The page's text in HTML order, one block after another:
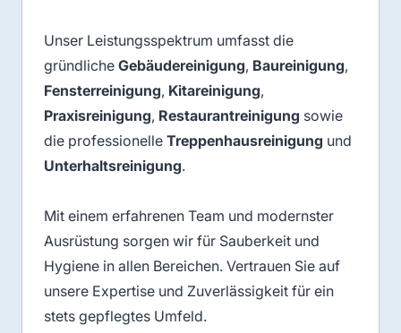
Unser Leistungsspektrum umfasst die
gründliche Gebäudereinigung, Baureinigung,
Fensterreinigung, Kitareinigung,
Praxisreinigung, Restaurantreinigung sowie
die professionelle Treppenhausreinigung und
Unterhaltsreinigung.
Mit einem erfahrenen Team und modernster
Ausrüstung sorgen wir für Sauberkeit und
Hygiene in allen Bereichen. Vertrauen Sie auf
unsere Expertise und Zuverlässigkeit für ein
stets gepflegtes Umfeld.